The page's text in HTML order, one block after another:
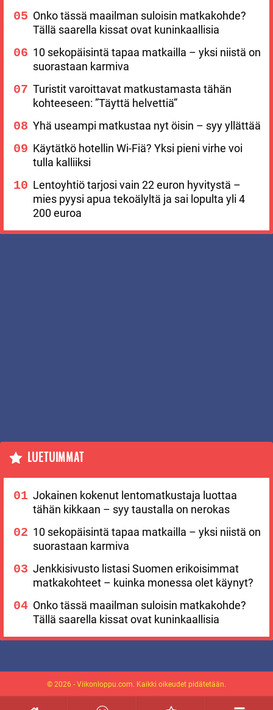
Onko tässä maailman suloisin matkakohde?
Tällä saarella kissat ovat kuninkaallisia
10 sekopäisintä tapaa matkailla – yksi niistä on
suorastaan karmiva
Turistit varoittavat matkustamasta tähän
kohteeseen: ”Täyttä helvettiä”
Yhä useampi matkustaa nyt öisin – syy yllättää
Käytätkö hotellin Wi-Fiä? Yksi pieni virhe voi
tulla kalliiksi
Lentoyhtiö tarjosi vain 22 euron hyvitystä –
mies pyysi apua tekoälyltä ja sai lopulta yli 4
200 euroa
LUETUIMMAT
Jokainen kokenut lentomatkustaja luottaa
tähän kikkaan – syy taustalla on nerokas
10 sekopäisintä tapaa matkailla – yksi niistä on
suorastaan karmiva
Jenkkisivusto listasi Suomen erikoisimmat
matkakohteet – kuinka monessa olet käynyt?
Onko tässä maailman suloisin matkakohde?
Tällä saarella kissat ovat kuninkaallisia
© 2026 - Viikonloppu.com. Kaikki oikeudet pidätetään.